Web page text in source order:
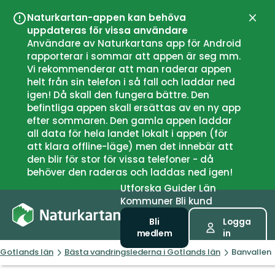
Naturkartan-appen kan behöva
uppdateras för vissa användare
Användare av Naturkartans app för Android
rapporterar i sommar att appen är seg mm.
Vi rekommenderar att man raderar appen
helt från sin telefon i så fall och laddar ned
igen! Då skall den fungera bättre. Den
befintliga appen skall ersättas av en ny app
efter sommaren. Den gamla appen laddar
all data för hela landet lokalt i appen (för
att klara offline-läge) men det innebär att
den blir för stor för vissa telefoner - då
behöver den raderas och laddas ned igen!
UtforskaGuiderLän
Kommuner Bli kund
Bli
medlem
Logga
in
Gotlands län Bästa vandringslederna i Gotlands län Banvallen